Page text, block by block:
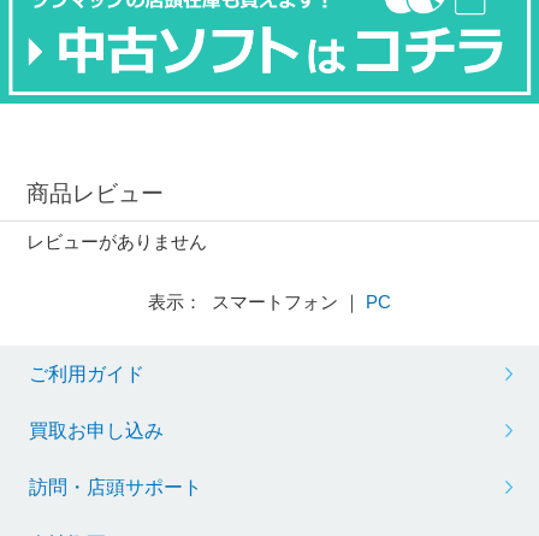
商品レビュー
レビューがありません
表示： スマートフォン ｜ PC
ご利用ガイド
買取お申し込み
訪問・店頭サポート